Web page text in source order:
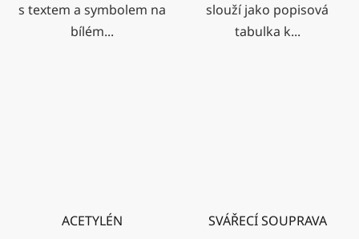
s textem a symbolem na
bílém...
slouží jako popisová
tabulka k...
ACETYLÉN SVÁŘECÍ SOUPRAVA